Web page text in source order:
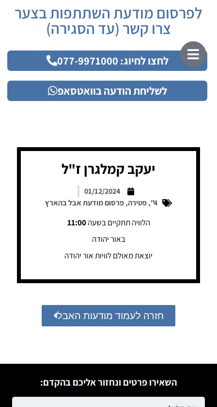
לפרסום מודעת השתתפות בצער
צרו קשר (עד הסגירה)
לחצו לחיוג: 077-9971000
לשליחת הודעה בוואטסאפ
יעקב קמלגרן ז"ל
01/12/2024
4"
,פטירה,פרסום מודעת אבל בהארץ
הלוויה תתקיים בשעה11:00
באור יהודה
יוצאת מאולם לוויות אור יהודה
חזרה לעמוד מודעות האבל
השאירו פרטים ונחזור אליכם בהקדם: